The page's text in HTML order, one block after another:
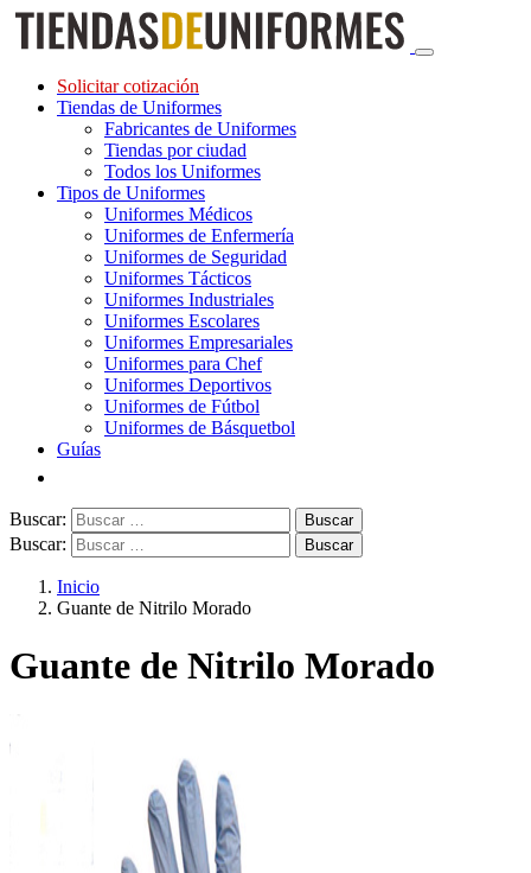
Solicitar cotización
Tiendas de Uniformes
Fabricantes de Uniformes
Tiendas por ciudad
Todos los Uniformes
Tipos de Uniformes
Uniformes Médicos
Uniformes de Enfermería
Uniformes de Seguridad
Uniformes Tácticos
Uniformes Industriales
Uniformes Escolares
Uniformes Empresariales
Uniformes para Chef
Uniformes Deportivos
Uniformes de Fútbol
Uniformes de Básquetbol
Guías
Buscar:
Buscar:
Inicio
Guante de Nitrilo Morado
Guante de Nitrilo Morado